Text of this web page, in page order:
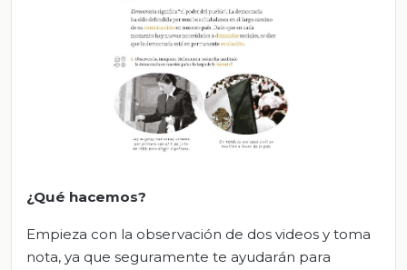
¿Qué hacemos?
Empieza con la observación de dos videos y toma
nota, ya que seguramente te ayudarán para